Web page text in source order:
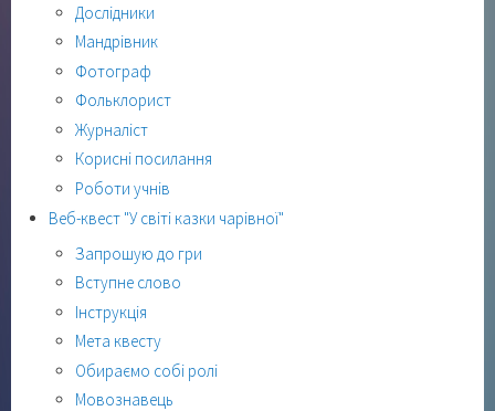
Дослідники
Мандрівник
Фотограф
Фольклорист
Журналіст
Корисні посилання
Роботи учнів
Веб-квест "У світі казки чарівної"
Запрошую до гри
Вступне слово
Інструкція
Мета квесту
Обираємо собі ролі
Мовознавець